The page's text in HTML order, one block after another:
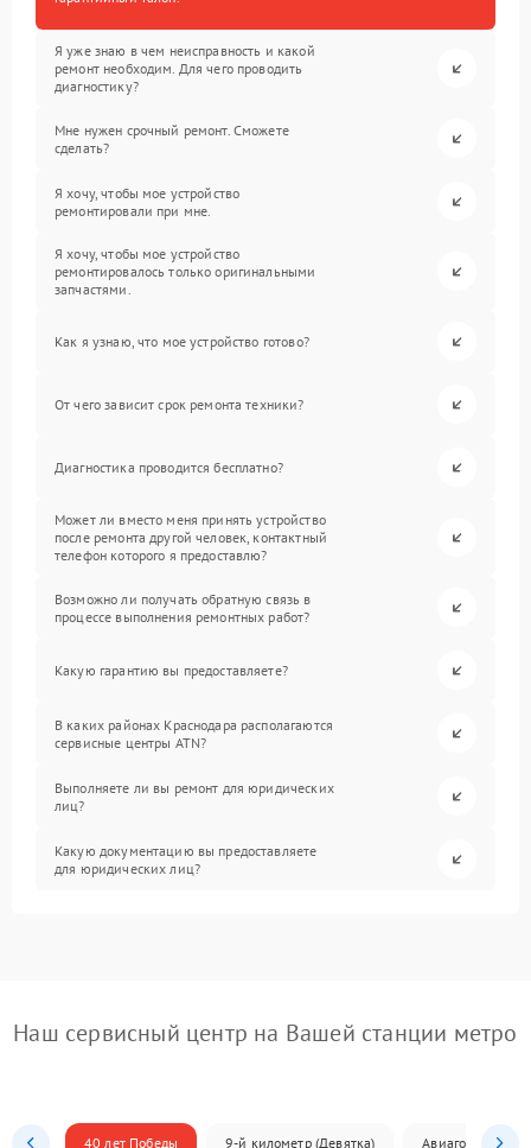
Я уже знаю в чем неисправность и какой
ремонт необходим. Для чего проводить
диагностику?
Мне нужен срочный ремонт. Сможете
сделать?
Я хочу, чтобы мое устройство
ремонтировали при мне.
Я хочу, чтобы мое устройство
ремонтировалось только оригинальными
запчастями.
Как я узнаю, что мое устройство готово?
От чего зависит срок ремонта техники?
Диагностика проводится бесплатно?
Может ли вместо меня принять устройство
после ремонта другой человек, контактный
телефон которого я предоставлю?
Возможно ли получать обратную связь в
процессе выполнения ремонтных работ?
Какую гарантию вы предоставляете?
В каких районах Краснодара располагаются
сервисные центры ATN?
Выполняете ли вы ремонт для юридических
лиц?
Какую документацию вы предоставляете
для юридических лиц?
Наш сервисный центр на Вашей станции метро
40 лет Победы 9-й километр (Девятка) Авиагородок